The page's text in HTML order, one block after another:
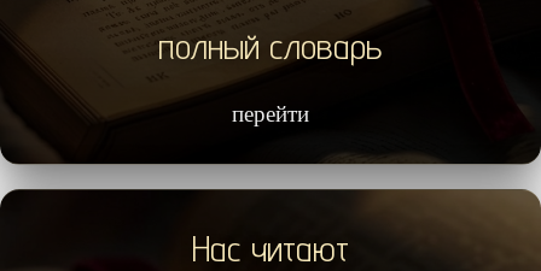
полный словарь
перейти
Нас читают